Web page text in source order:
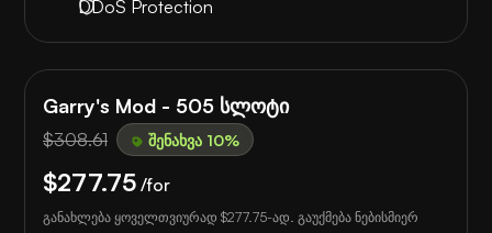
DDoS Protection
Garry's Mod - 505 სლოტი
$308.61 შენახვა 10%
$277.75 /for
განახლება ყოველთვიურად $277.75-ად. გაუქმება ნებისმიერ